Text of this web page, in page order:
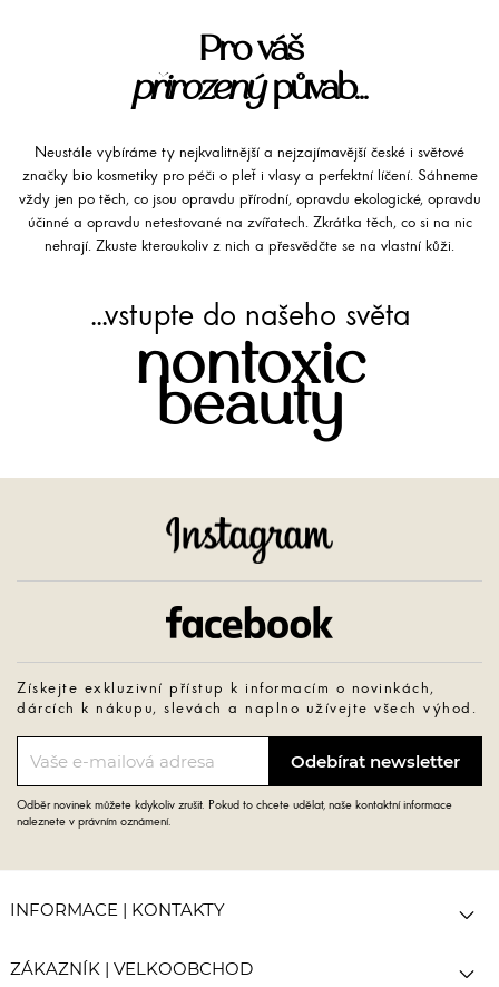
Pro váš
přirozenýpůvab...
Neustále vybíráme ty nejkvalitnější a nejzajímavější české i světové
značky bio kosmetiky pro péči o pleť i vlasy a perfektní líčení. Sáhneme
vždy jen po těch, co jsou opravdu přírodní, opravdu ekologické, opravdu
účinné a opravdu netestované na zvířatech. Zkrátka těch, co si na nic
nehrají. Zkuste kteroukoliv z nich a přesvědčte se na vlastní kůži.
...vstupte do našeho světa
nontoxic
beauty
Získejte exkluzivní přístup k informacím o novinkách,
dárcích k nákupu, slevách a naplno užívejte všech výhod.
Odběr novinek můžete kdykoliv zrušit. Pokud to chcete udělat, naše kontaktní informace
naleznete v právním oznámení.
INFORMACE | KONTAKTY 
ZÁKAZNÍK | VELKOOBCHOD 